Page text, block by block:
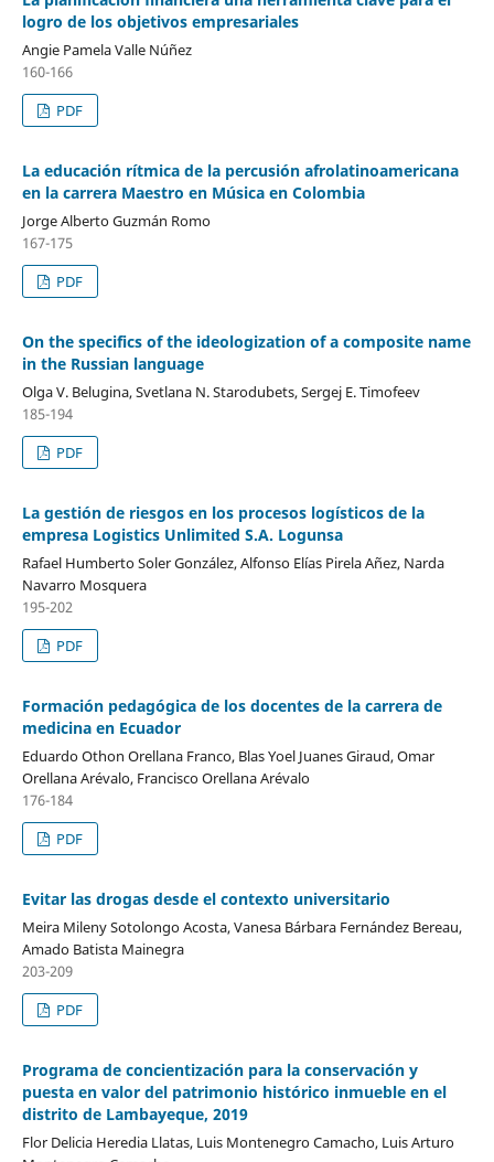
logro de los objetivos empresariales
Angie Pamela Valle Núñez
160-166
PDF
La educación rítmica de la percusión afrolatinoamericana
en la carrera Maestro en Música en Colombia
Jorge Alberto Guzmán Romo
167-175
PDF
On the specifics of the ideologization of a composite name
in the Russian language
Olga V. Belugina, Svetlana N. Starodubets, Sergej E. Timofeev
185-194
PDF
La gestión de riesgos en los procesos logísticos de la
empresa Logistics Unlimited S.A. Logunsa
Rafael Humberto Soler González, Alfonso Elías Pirela Añez, Narda
Navarro Mosquera
195-202
PDF
Formación pedagógica de los docentes de la carrera de
medicina en Ecuador
Eduardo Othon Orellana Franco, Blas Yoel Juanes Giraud, Omar
Orellana Arévalo, Francisco Orellana Arévalo
176-184
PDF
Evitar las drogas desde el contexto universitario
Meira Mileny Sotolongo Acosta, Vanesa Bárbara Fernández Bereau,
Amado Batista Mainegra
203-209
PDF
Programa de concientización para la conservación y
puesta en valor del patrimonio histórico inmueble en el
distrito de Lambayeque, 2019
Flor Delicia Heredia Llatas, Luis Montenegro Camacho, Luis Arturo